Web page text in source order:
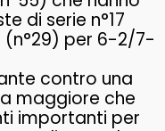
di serie n°17
(n°29) per 6-2/7-
contro una
maggiore che
importanti per